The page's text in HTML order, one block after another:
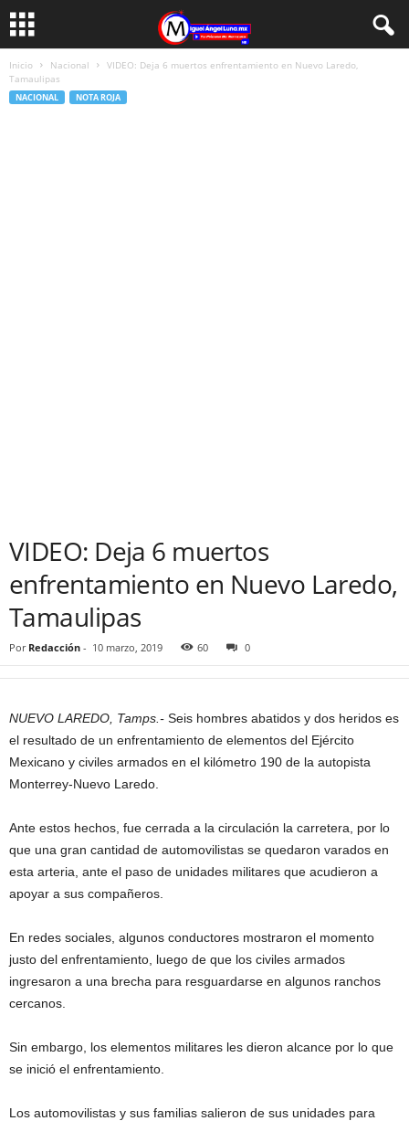
Inicio Nacional
VIDEO: Deja 6 muertos enfrentamiento en Nuevo Laredo,
Tamaulipas
NACIONAL NOTA ROJA
VIDEO: Deja 6 muertos
enfrentamiento en Nuevo Laredo,
Tamaulipas
Por Redacción - 10 marzo, 2019 60 0
NUEVO LAREDO, Tamps.- Seis hombres abatidos y dos heridos es
el resultado de un enfrentamiento de elementos del Ejército
Mexicano y civiles armados en el kilómetro 190 de la autopista
Monterrey-Nuevo Laredo.
Ante estos hechos, fue cerrada a la circulación la carretera, por lo
que una gran cantidad de automovilistas se quedaron varados en
esta arteria, ante el paso de unidades militares que acudieron a
apoyar a sus compañeros.
En redes sociales, algunos conductores mostraron el momento
justo del enfrentamiento, luego de que los civiles armados
ingresaron a una brecha para resguardarse en algunos ranchos
cercanos.
Sin embargo, los elementos militares les dieron alcance por lo que
se inició el enfrentamiento.
Los automovilistas y sus familias salieron de sus unidades para